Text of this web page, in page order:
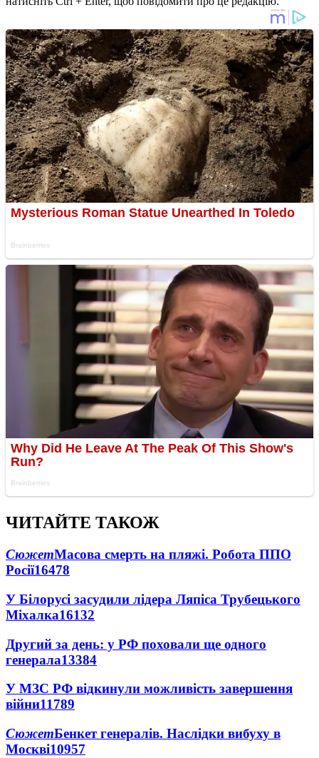
ЧИТАЙТЕ ТАКОЖ
СюжетМасова смерть на пляжі. Робота ППО
Росії16478
У Білорусі засудили лідера Ляпіса Трубецького
Міхалка16132
Другий за день: у РФ поховали ще одного
генерала13384
У МЗС РФ відкинули можливість завершення
війни11789
СюжетБенкет генералів. Наслідки вибуху в
Москві10957